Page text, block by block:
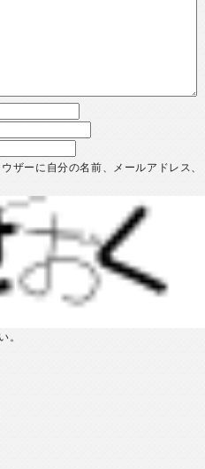
ザーに自分の名前、メールアドレス、
。